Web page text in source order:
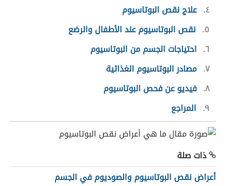
٤ علاج نقص البوتاسيوم
٥ نقص البوتاسيوم عند الأطفال والرضع
٦ احتياجات الجسم من البوتاسيوم
٧ مصادر البوتاسيوم الغذائية
٨ فيديو عن فحص البوتاسيوم
٩ المراجع
ذات صلة
أعراض نقص البوتاسيوم والصوديوم في الجسم